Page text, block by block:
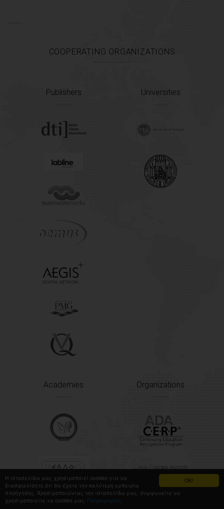
OK!
Η ιστοσελίδα μας χρησιμοποιεί cookies για να
διασφαλίσετε ότι θα έχετε την καλύτερη εμπειρία
πλοήγησης. Χρησιμοποιώντας την ιστοσελίδα μας, συμφωνείτε να
χρησιμοποιείτε τα cookies μας. Πληροφορίες
COOPERATING ORGANIZATIONS
Publishers Universities
Academies Organizations